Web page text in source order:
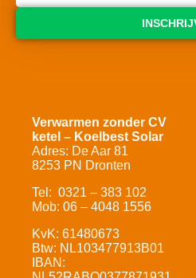
Verwarmen zonder CV
ketel – Koelbest Solar
Adres: De Aar 81
8253 PN Dronten
Tel: 0321 – 383 102
Mob: 06 – 4048 1556
KvK: 61480673
Btw: NL103477913B01
IBAN: